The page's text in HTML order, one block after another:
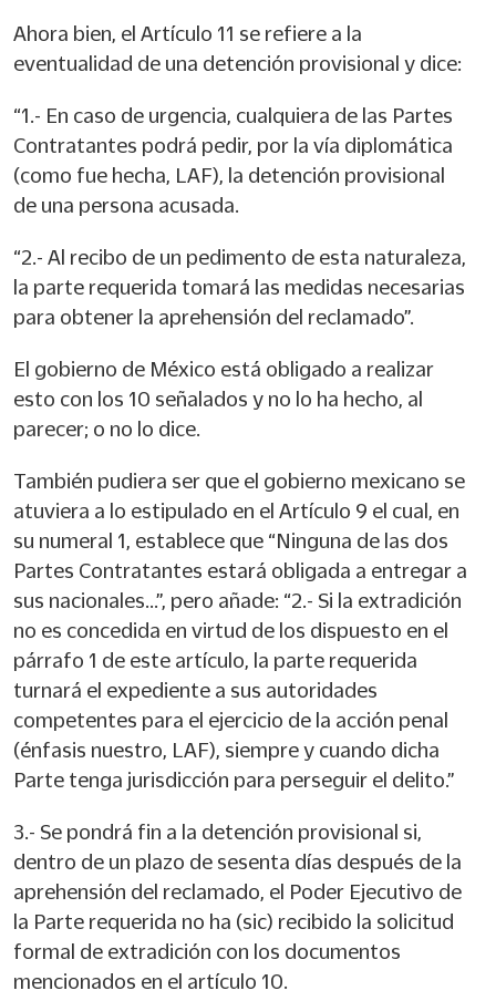
Ahora bien, el Artículo 11 se refiere a la
eventualidad de una detención provisional y dice:
“1.- En caso de urgencia, cualquiera de las Partes
Contratantes podrá pedir, por la vía diplomática
(como fue hecha, LAF), la detención provisional
de una persona acusada.
“2.- Al recibo de un pedimento de esta naturaleza,
la parte requerida tomará las medidas necesarias
para obtener la aprehensión del reclamado”.
El gobierno de México está obligado a realizar
esto con los 10 señalados y no lo ha hecho, al
parecer; o no lo dice.
También pudiera ser que el gobierno mexicano se
atuviera a lo estipulado en el Artículo 9 el cual, en
su numeral 1, establece que “Ninguna de las dos
Partes Contratantes estará obligada a entregar a
sus nacionales…”, pero añade: “2.- Si la extradición
no es concedida en virtud de los dispuesto en el
párrafo 1 de este artículo, la parte requerida
turnará el expediente a sus autoridades
competentes para el ejercicio de la acción penal
(énfasis nuestro, LAF), siempre y cuando dicha
Parte tenga jurisdicción para perseguir el delito.”
3.- Se pondrá fin a la detención provisional si,
dentro de un plazo de sesenta días después de la
aprehensión del reclamado, el Poder Ejecutivo de
la Parte requerida no ha (sic) recibido la solicitud
formal de extradición con los documentos
mencionados en el artículo 10.